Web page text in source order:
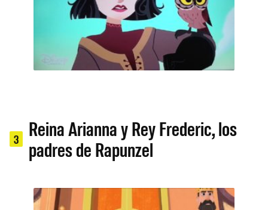
3
Reina Arianna y Rey Frederic, los
padres de Rapunzel